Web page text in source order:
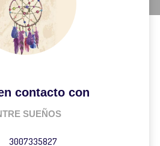
contacto con
SUEÑOS
3007335827